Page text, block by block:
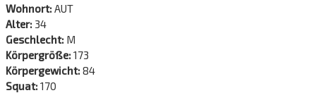
Wohnort:AUT
Alter: 34
Geschlecht: M
Körpergröße:173
Körpergewicht:84
Squat:170